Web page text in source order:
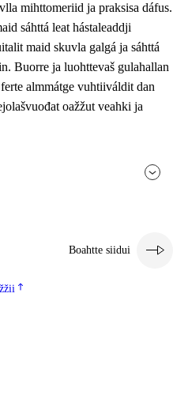
ja bargoeallimis
ja skuvlaovdáneapmi
mihttomeriid ja praksisa dáfus.
sáhttá leat hástaleaddji
maid skuvla galgá ja sáhttá
Buorre ja luohttevaš gulahallan
almmátge vuhtiiváldit dan
oažžut veahki ja
Boahtte siidui